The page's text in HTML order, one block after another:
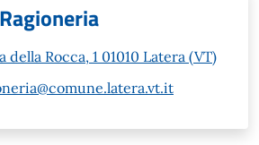
della Rocca, 1 01010 Latera (VT)